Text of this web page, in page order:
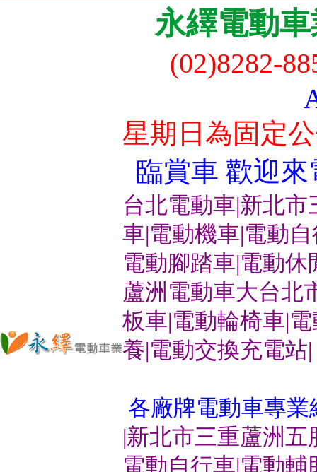
永繹電動
(02)8282-
星期日為固定
臨賞車 歡迎來
台北電動車|新北
車|電動機車|電動
電動腳踏車|電動休
蘆洲電動車大台北
板車|電動輪椅車|
養|電動交換充電站|
各廠牌電動車專業
|新北市三重蘆洲
電動自行車|電動